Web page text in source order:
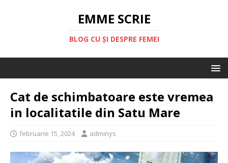
EMME SCRIE
BLOG CU ȘI DESPRE FEMEI
Cat de schimbatoare este vremea
in localitatile din Satu Mare
februarie 15, 2024 adminys